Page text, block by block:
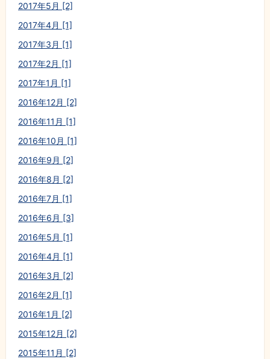
2017年5月 [2]
2017年4月 [1]
2017年3月 [1]
2017年2月 [1]
2017年1月 [1]
2016年12月 [2]
2016年11月 [1]
2016年10月 [1]
2016年9月 [2]
2016年8月 [2]
2016年7月 [1]
2016年6月 [3]
2016年5月 [1]
2016年4月 [1]
2016年3月 [2]
2016年2月 [1]
2016年1月 [2]
2015年12月 [2]
2015年11月 [2]